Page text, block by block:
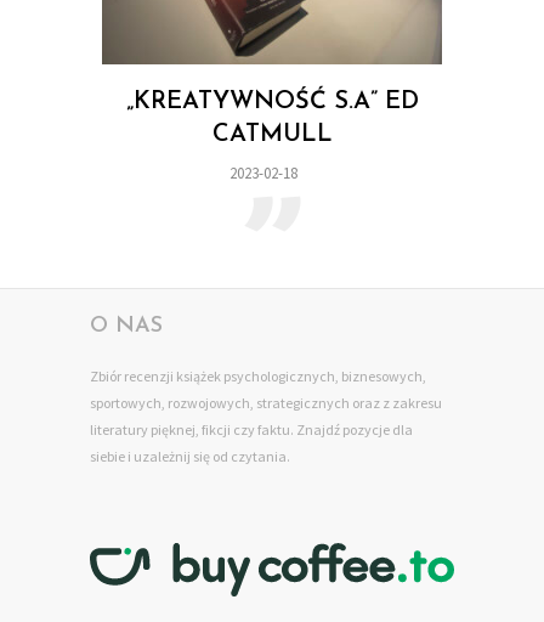
„KREATYWNOŚĆ S.A” ED
CATMULL
2023-02-18
„
O NAS
Zbiór recenzji książek psychologicznych, biznesowych,
sportowych, rozwojowych, strategicznych oraz z zakresu
literatury pięknej, fikcji czy faktu. Znajdź pozycje dla
siebie i uzależnij się od czytania.